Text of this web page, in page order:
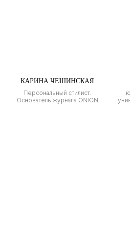
КАРИНА ЧЕШИНСКАЯ
Персональный стилист.
Основатель журнала ONION